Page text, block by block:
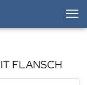
FLANSCH